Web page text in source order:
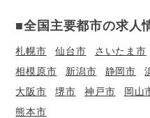
■全国主要都市の求人
札幌市 仙台市 さいたま市
相模原市
新潟市 静岡市
大阪市
堺市 神戸市 岡山
熊本市